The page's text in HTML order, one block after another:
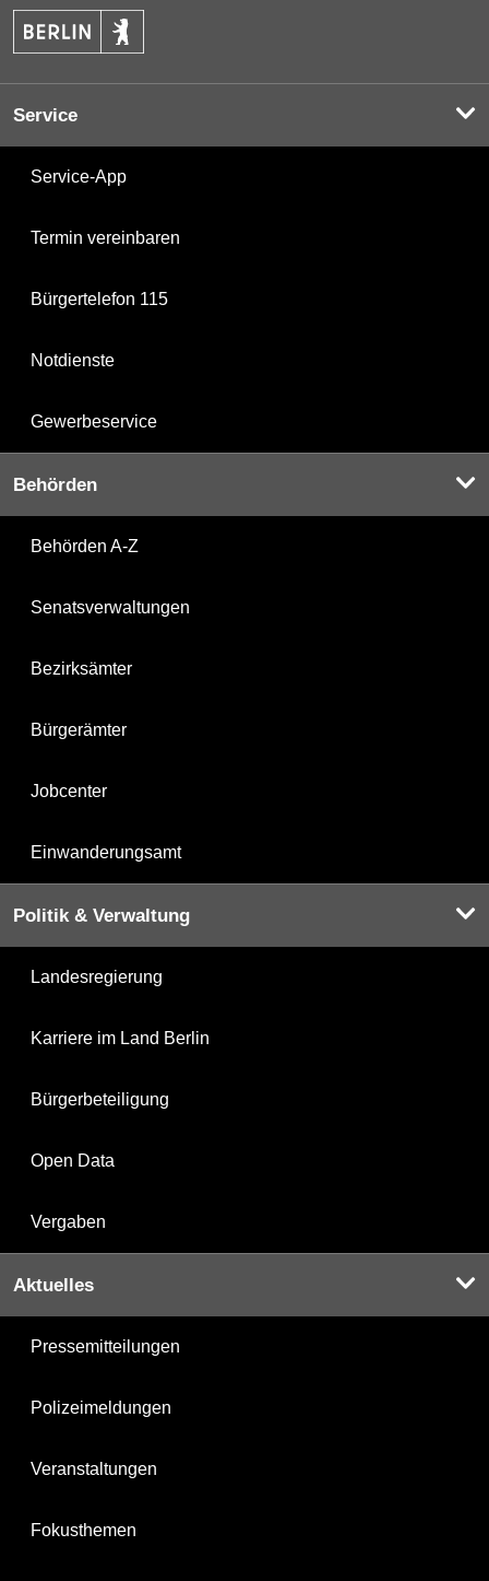
Service
Service-App
Termin vereinbaren
Bürgertelefon 115
Notdienste
Gewerbeservice
Behörden
Behörden A-Z
Senatsverwaltungen
Bezirksämter
Bürgerämter
Jobcenter
Einwanderungsamt
Politik & Verwaltung
Landesregierung
Karriere im Land Berlin
Bürgerbeteiligung
Open Data
Vergaben
Aktuelles
Pressemitteilungen
Polizeimeldungen
Veranstaltungen
Fokusthemen